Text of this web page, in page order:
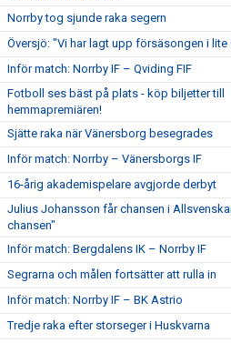
Norrby tog sjunde raka segern
Översjö: "Vi har lagt upp försäsongen i
Inför match: Norrby IF – Qviding FIF
Fotboll ses bäst på plats - köp biljetter till
hemmapremiären!
Sjätte raka när Vänersborg besegrades
Inför match: Norrby – Vänersborgs IF
16-årig akademispelare avgjorde derbyt
Julius Johansson får chansen i
chansen"
Inför match: Bergdalens IK – Norrby IF
Segrarna och målen fortsätter att rulla in
Inför match: Norrby IF – BK Astrio
Tredje raka efter storseger i Huskvarna